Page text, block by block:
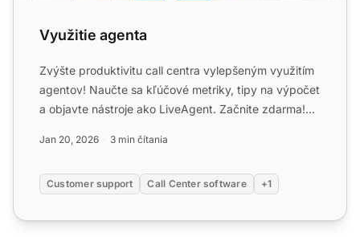
Využitie agenta
Zvýšte produktivitu call centra vylepšeným využitím
agentov! Naučte sa kľúčové metriky, tipy na výpočet
a objavte nástroje ako LiveAgent. Začnite zdarma!...
Jan 20, 2026 3 min čítania
Customer support Call Center software +1